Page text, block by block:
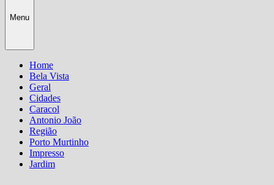
Menu
Home
Bela Vista
Geral
Cidades
Caracol
Antonio João
Região
Porto Murtinho
Impresso
Jardim